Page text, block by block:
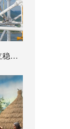
甘浙特高压跨长江输电塔组立稳步推进